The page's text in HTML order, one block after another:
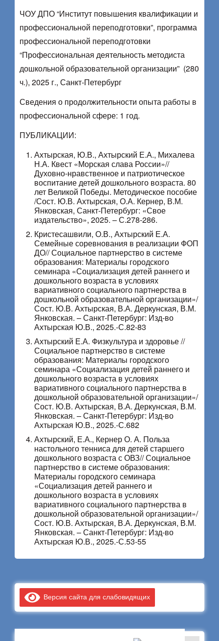
ЧОУ ДПО “Институт повышения квалификации и
профессиональной переподготовки”, программа
профессиональной переподготовки
“Профессиональная деятельность методиста
дошкольной образовательной организации” (280
ч.), 2025 г., Санкт-Петербург
Сведения о продолжительности опыта работы в
профессиональной сфере: 1 год.
ПУБЛИКАЦИИ:
Ахтырская, Ю.В., Ахтырский Е.А., Михалева
Н.А. Квест «Морская слава России»//
Духовно-нравственное и патриотическое
воспитание детей дошкольного возраста. 80
лет Великой Победы. Методическое пособие
/Сост. Ю.В. Ахтырская, О.А. Кернер, В.М.
Янковская, Санкт-Петербург: «Свое
издательство», 2025. – С.278-286.
Кристесашвили, О.В., Ахтырский Е.А.
Семейные соревнования в реализации ФОП
ДО// Социальное партнерство в системе
образования: Материалы городского
семинара «Социализация детей раннего и
дошкольного возраста в условиях
вариативного социального партнерства в
дошкольной образовательной организации»/
Сост. Ю.В. Ахтырская, В.А. Деркунская, В.М.
Янковская. – Санкт-Петербург: Изд-во
Ахтырская Ю.В., 2025.-С.82-83
Ахтырский Е.А. Физкультура и здоровье //
Социальное партнерство в системе
образования: Материалы городского
семинара «Социализация детей раннего и
дошкольного возраста в условиях
вариативного социального партнерства в
дошкольной образовательной организации»/
Сост. Ю.В. Ахтырская, В.А. Деркунская, В.М.
Янковская. – Санкт-Петербург: Изд-во
Ахтырская Ю.В., 2025.-С.682
Ахтырский, Е.А., Кернер О. А. Польза
настольного тенниса для детей старшего
дошкольного возраста с ОВЗ// Социальное
партнерство в системе образования:
Материалы городского семинара
«Социализация детей раннего и
дошкольного возраста в условиях
вариативного социального партнерства в
дошкольной образовательной организации»/
Сост. Ю.В. Ахтырская, В.А. Деркунская, В.М.
Янковская. – Санкт-Петербург: Изд-во
Ахтырская Ю.В., 2025.-С.53-55
Версия сайта для слабовидящих